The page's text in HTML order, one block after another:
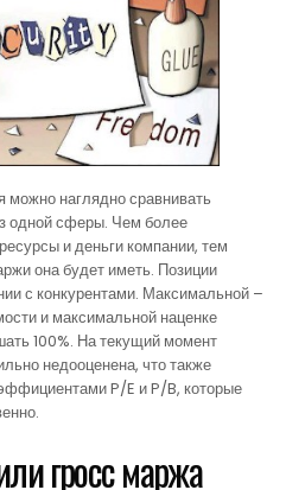
наглядно сравнивать
одной сферы. Чем более
и деньги компании, тем
она будет иметь. Позиции
с конкурентами. Максимальной –
и максимальной наценке
100%. На текущий момент
недооценена, что также
P/E и P/B, которые
гросс маржа